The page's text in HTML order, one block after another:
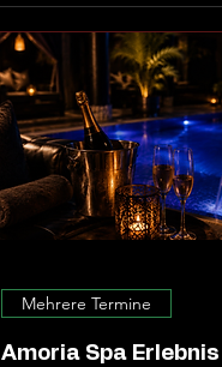
Mehrere Termine
Amoria Spa Erlebnis